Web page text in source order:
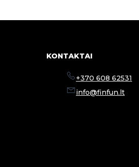
KONTAKTAI
+370 608 62531
info@finfun.lt